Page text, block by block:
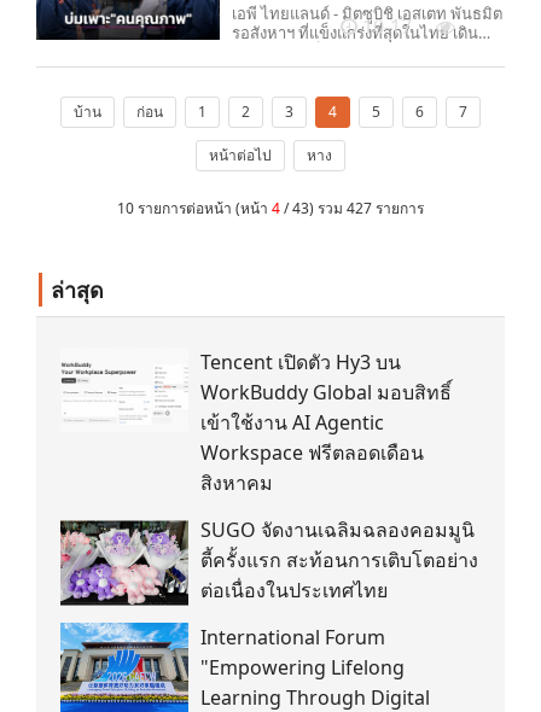
เอพี ไทยแลนด์ - มิตซูบิชิ เอสเตท พันธมิต
รอสังหาฯ ที่แข็งแกร่งที่สุดในไทย เดิน
ผ่านโครงการ AP OPEN HOUSE ปีที่ 10
10-17
บ้าน ก่อน 1 2 3 4 5 6 7
หน้าต่อไป หาง
10 รายการต่อหน้า (หน้า 4/ 43) รวม 427 รายการ
ล่าสุด
Tencent เปิดตัว Hy3 บน
WorkBuddy Global มอบสิทธิ์
เข้าใช้งาน AI Agentic
Workspace ฟรีตลอดเดือน
สิงหาคม
SUGO จัดงานเฉลิมฉลองคอมมูนิ
ตี้ครั้งแรก สะท้อนการเติบโตอย่าง
ต่อเนื่องในประเทศไทย
International Forum
"Empowering Lifelong
Learning Through Digital